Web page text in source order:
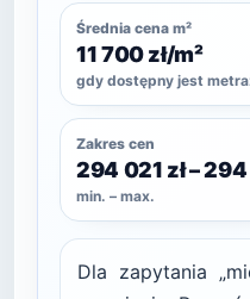
Średnia cena m²
11 700 zł/m²
gdy dostępny jest
Zakres cen
294 021 zł – 294
min. – max.
Dla zapytania